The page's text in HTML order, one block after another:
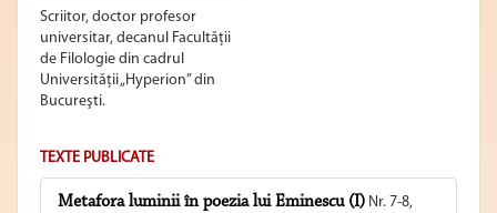
Scriitor, doctor profesor
universitar, decanul Facultăţii
de Filologie din cadrul
Universităţii „Hyperion” din
Bucureşti.
TEXTE PUBLICATE
Metafora luminii în poezia lui Eminescu (I) Nr. 7-8,